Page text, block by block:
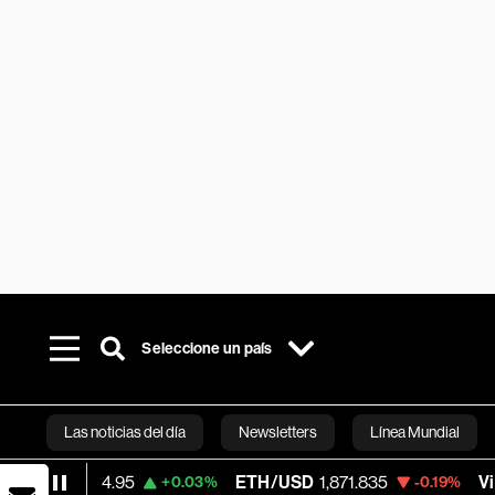
Seleccione un país
Las noticias del día Newsletters Línea Mundial
Bloomberg
+0.03% ETH/USD 1,871.835 -0.19% Visa 369.59